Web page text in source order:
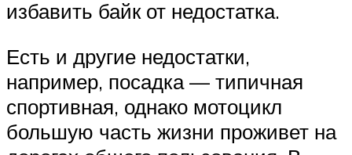
избавить байк от недостатка.
Есть и другие недостатки,
например, посадка — типичная
спортивная, однако мотоцикл
большую часть жизни проживет на